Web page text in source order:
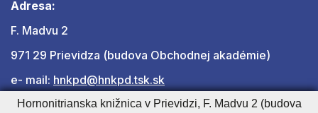
Adresa:
F. Madvu 2
971 29 Prievidza (budova Obchodnej akadémie)
e- mail: hnkpd@hnkpd.tsk.sk
Hornonitrianska knižnica v Prievidzi, F. Madvu 2 (budova